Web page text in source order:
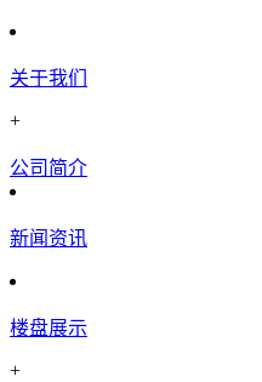
关于我们
+
公司简介
新闻资讯
楼盘展示
+